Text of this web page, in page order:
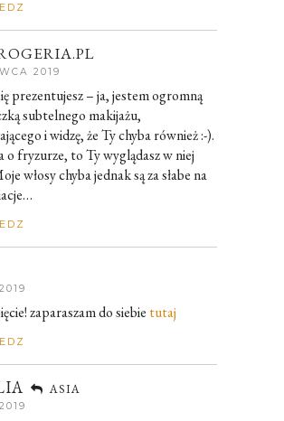
2019
prezentujesz – ja, jestem ogromną
subtelnego makijażu,
i widzę, że Ty chyba również :-).
o fryzurze, to Ty wyglądasz w niej
włosy chyba jednak są za słabe na
zaparaszam do siebie tutaj
ASIA